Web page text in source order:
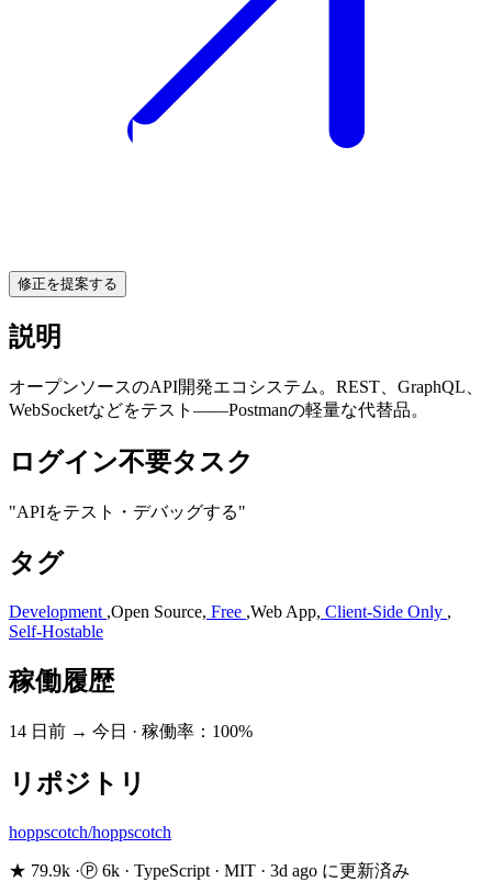
修正を提案する
説明
オープンソースのAPI開発エコシステム。REST、GraphQL、
WebSocketなどをテスト——Postmanの軽量な代替品。
ログイン不要タスク
"APIをテスト・デバッグする"
タグ
Development ,Open Source, Free ,Web App, Client-Side Only ,
Self-Hostable
稼働履歴
14 日前 → 今日 · 稼働率：100%
リポジトリ
hoppscotch/hoppscotch
★ 79.9k ·Ⓟ 6k · TypeScript · MIT · 3d ago に更新済み